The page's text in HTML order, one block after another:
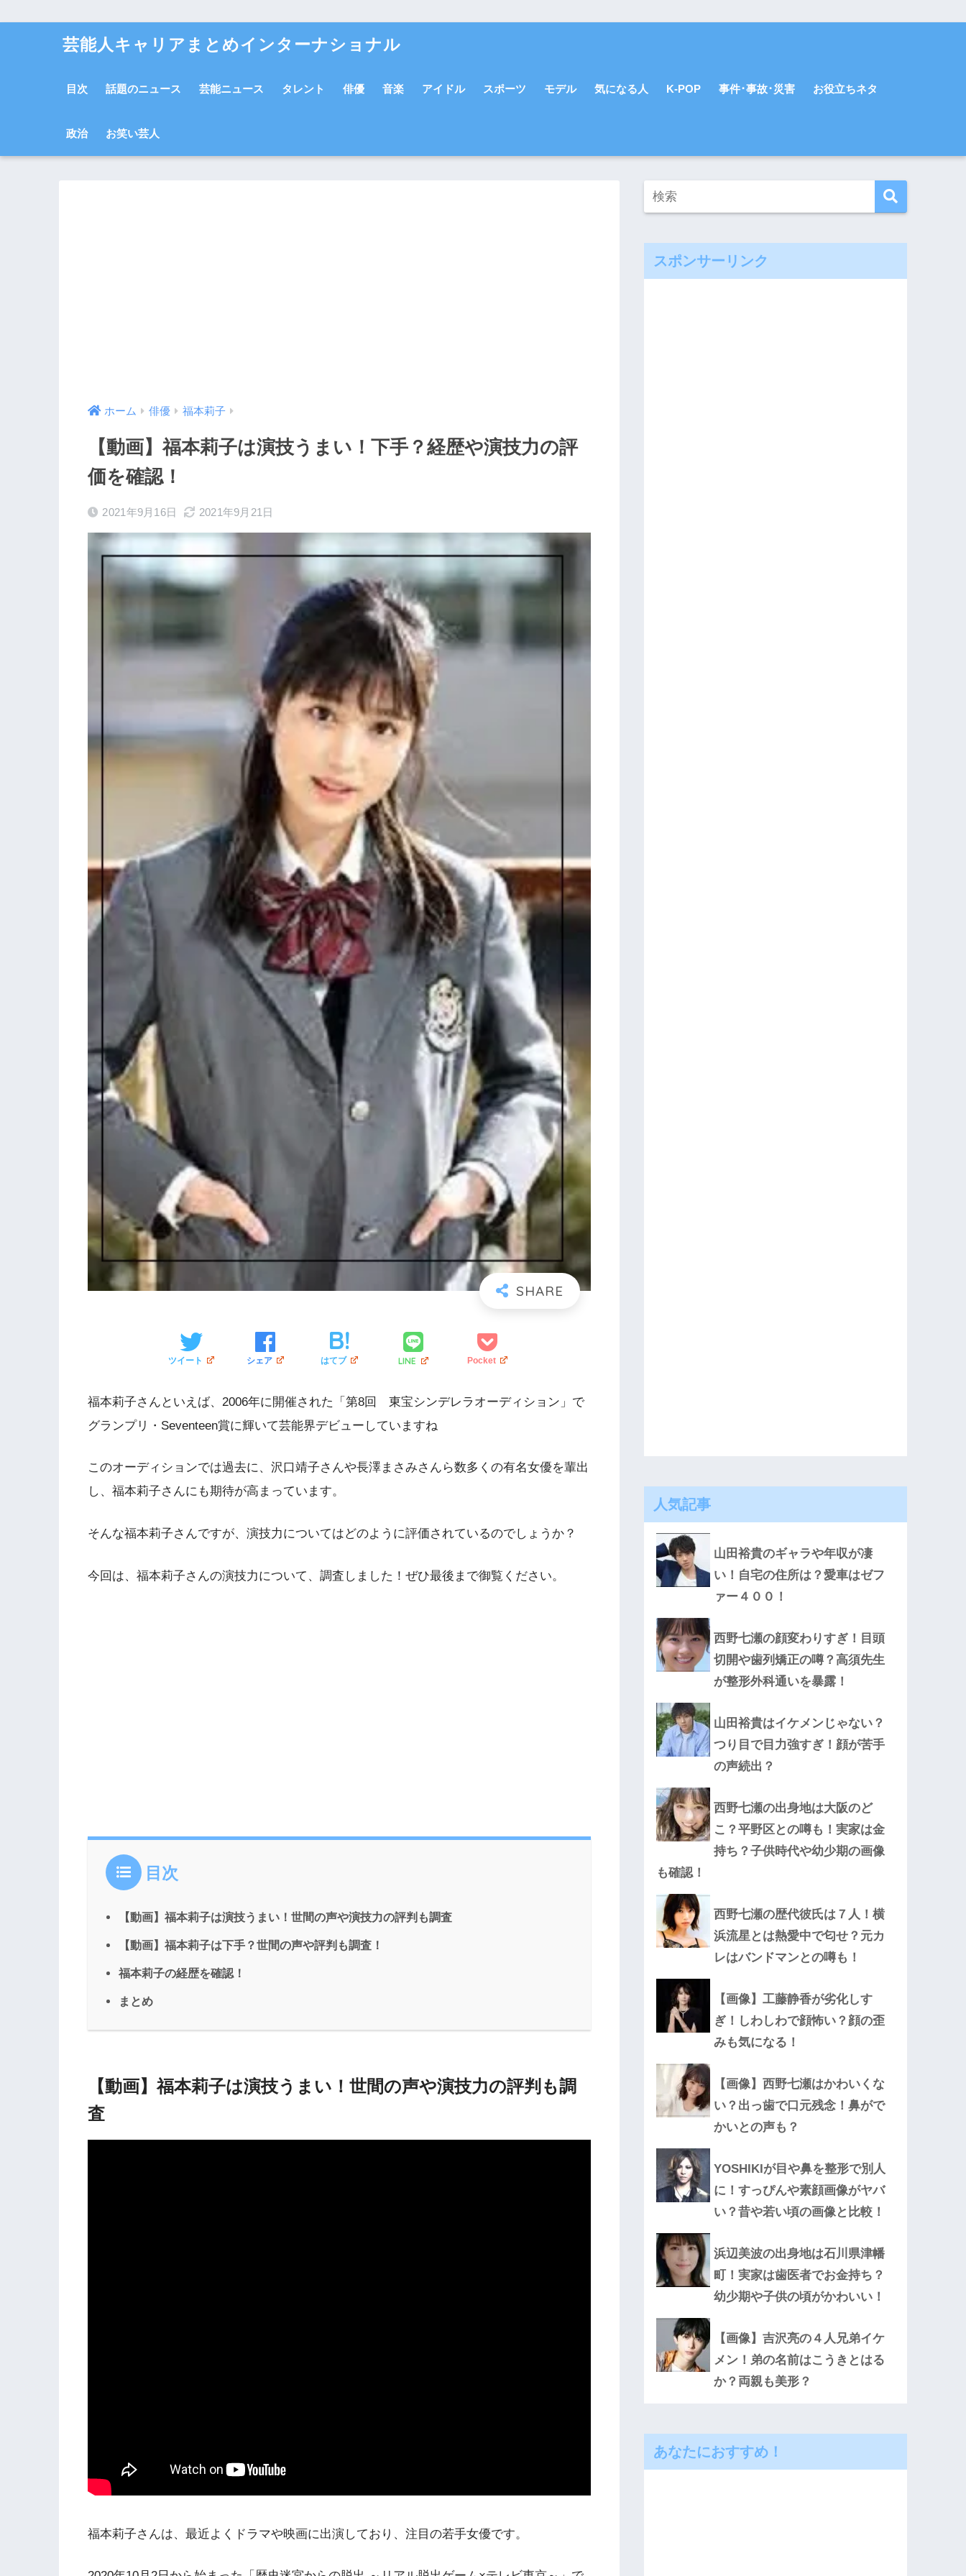
芸能人キャリアまとめインターナショナル
目次 話題のニュース 芸能ニュース タレント 俳優 音楽 アイドル スポーツ モデル 気になる人 K-POP 事件･事故･災害 お役立ちネタ
政治 お笑い芸人
ホーム 俳優 福本莉子
【動画】福本莉子は演技うまい！下手？経歴や演技力の評
価を確認！
2021年9月16日 2021年9月21日
ツイート シェア はてブ LINE Pocket
福本莉子さんといえば、2006年に開催された「第8回 東宝シンデレラオーディション」で
グランプリ・Seventeen賞に輝いて芸能界デビューしていますね
このオーディションでは過去に、沢口靖子さんや長澤まさみさんら数多くの有名女優を輩出
し、福本莉子さんにも期待が高まっています。
そんな福本莉子さんですが、演技力についてはどのように評価されているのでしょうか？
今回は、福本莉子さんの演技力について、調査しました！ぜひ最後まで御覧ください。
目次
【動画】福本莉子は演技うまい！世間の声や演技力の評判も調査
【動画】福本莉子は下手？世間の声や評判も調査！
福本莉子の経歴を確認！
まとめ
【動画】福本莉子は演技うまい！世間の声や演技力の評判も調
査
福本莉子さんは、最近よくドラマや映画に出演しており、注目の若手女優です。
スポンサーリンク
人気記事
山田裕貴のギャラや年収が凄
い！自宅の住所は？愛車はゼフ
ァー４００！
西野七瀬の顔変わりすぎ！目頭
切開や歯列矯正の噂？高須先生
が整形外科通いを暴露！
山田裕貴はイケメンじゃない？
つり目で目力強すぎ！顔が苦手
の声続出？
西野七瀬の出身地は大阪のど
こ？平野区との噂も！実家は金
持ち？子供時代や幼少期の画像
も確認！
西野七瀬の歴代彼氏は７人！横
浜流星とは熱愛中で匂せ？元カ
レはバンドマンとの噂も！
【画像】工藤静香が劣化しす
ぎ！しわしわで顔怖い？顔の歪
みも気になる！
【画像】西野七瀬はかわいくな
い？出っ歯で口元残念！鼻がで
かいとの声も？
YOSHIKIが目や鼻を整形で別人
に！すっぴんや素顔画像がヤバ
い？昔や若い頃の画像と比較！
浜辺美波の出身地は石川県津幡
町！実家は歯医者でお金持ち？
幼少期や子供の頃がかわいい！
【画像】吉沢亮の４人兄弟イケ
メン！弟の名前はこうきとはる
か？両親も美形？
あなたにおすすめ！